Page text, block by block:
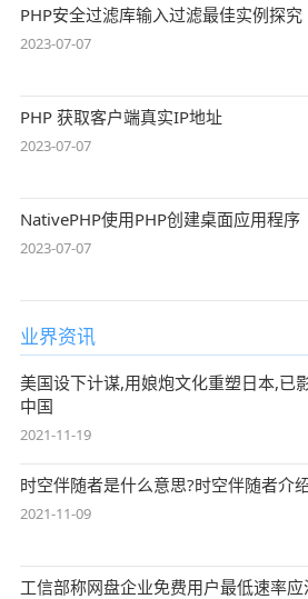
PHP安全过滤库输入过滤最佳实例探究
2023-07-07
PHP 获取客户端真实IP地址
2023-07-07
NativePHP使用PHP创建桌面应用程序
2023-07-07
业界资讯
美国设下计谋,用娘炮文化重塑日本,已
中国
2021-11-19
时空伴随者是什么意思?时空伴随者介
2021-11-09
工信部称网盘企业免费用户最低速率应